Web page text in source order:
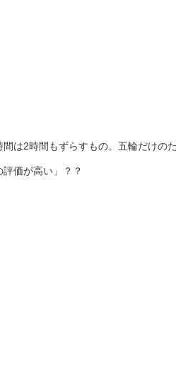
は2時間もずらすもの。五輪だけのた
価が高い」？？